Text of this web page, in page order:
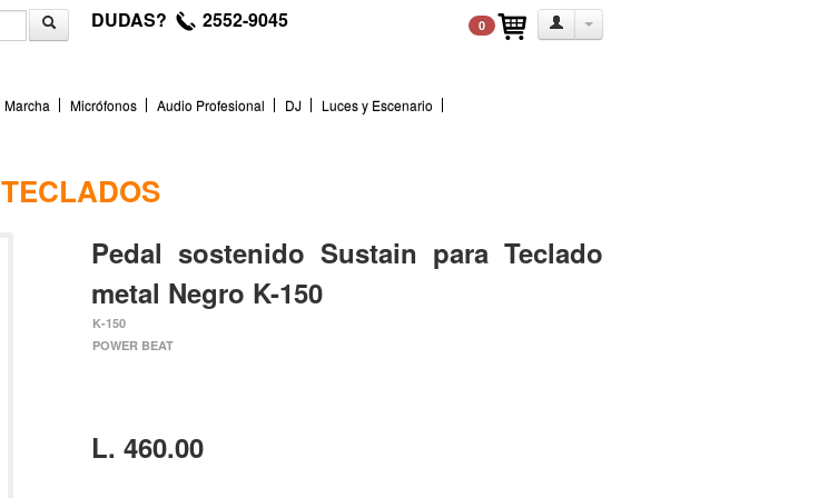
DUDAS? 2552-9045 0
Marcha Micrófonos Audio Profesional DJ
Luces y Escenario
TECLADOS
Pedal sostenido Sustain para Teclado
metal Negro K-150
K-150
POWER BEAT
L. 460.00